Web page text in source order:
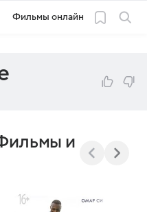
Фильмы онлайн
и